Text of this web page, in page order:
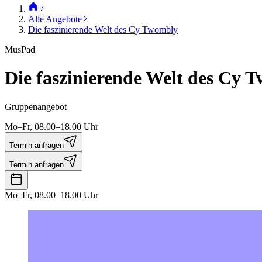
Alle Angebote
Die faszinierende Welt des Cy Twombly
MusPad
Die faszinierende Welt des Cy
Gruppenangebot
Mo–Fr, 08.00–18.00 Uhr
Termin anfragen
Termin anfragen
Mo–Fr, 08.00–18.00 Uhr